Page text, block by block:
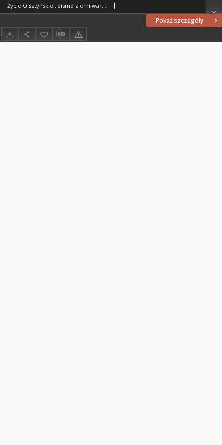
Pokaż szczegóły
Życie Olsztyńskie : pismo ziemi warmińsko-mazurskiej, 1947, nr 89